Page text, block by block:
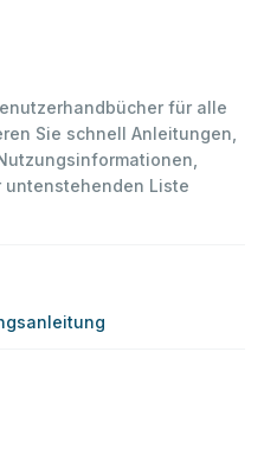
für alle
Sie schnell Anleitungen,
untenstehenden Liste